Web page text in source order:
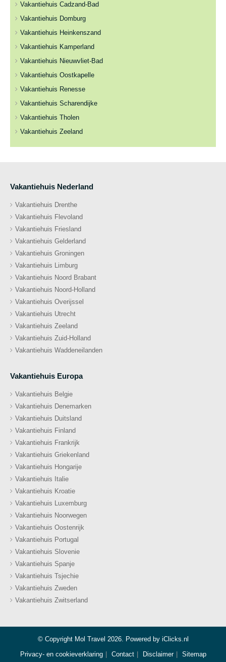
Vakantiehuis Cadzand-Bad
Vakantiehuis Domburg
Vakantiehuis Heinkenszand
Vakantiehuis Kamperland
Vakantiehuis Nieuwvliet-Bad
Vakantiehuis Oostkapelle
Vakantiehuis Renesse
Vakantiehuis Scharendijke
Vakantiehuis Tholen
Vakantiehuis Zeeland
Vakantiehuis Nederland
Vakantiehuis Drenthe
Vakantiehuis Flevoland
Vakantiehuis Friesland
Vakantiehuis Gelderland
Vakantiehuis Groningen
Vakantiehuis Limburg
Vakantiehuis Noord Brabant
Vakantiehuis Noord-Holland
Vakantiehuis Overijssel
Vakantiehuis Utrecht
Vakantiehuis Zeeland
Vakantiehuis Zuid-Holland
Vakantiehuis Waddeneilanden
Vakantiehuis Europa
Vakantiehuis Belgie
Vakantiehuis Denemarken
Vakantiehuis Duitsland
Vakantiehuis Finland
Vakantiehuis Frankrijk
Vakantiehuis Griekenland
Vakantiehuis Hongarije
Vakantiehuis Italie
Vakantiehuis Kroatie
Vakantiehuis Luxemburg
Vakantiehuis Noorwegen
Vakantiehuis Oostenrijk
Vakantiehuis Portugal
Vakantiehuis Slovenie
Vakantiehuis Spanje
Vakantiehuis Tsjechie
Vakantiehuis Zweden
Vakantiehuis Zwitserland
© Copyright Mol Travel 2026. Powered by iClicks.nl
Privacy- en cookieverklaring
Contact Disclaimer Sitemap